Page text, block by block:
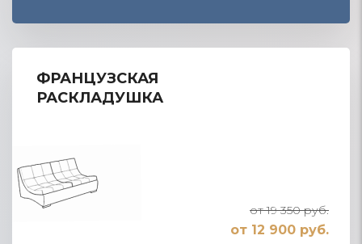
ФРАНЦУЗСКАЯ
РАСКЛАДУШКА
от 19 350 руб.
от 12 900 руб.